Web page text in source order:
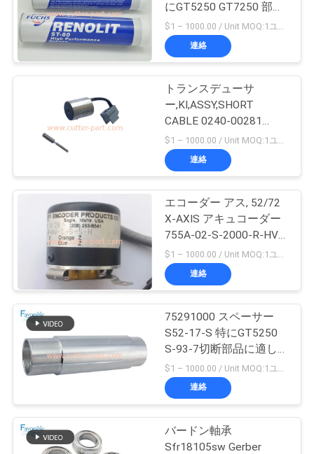
質
管
理
に
な
さ
ュ
カッタープロッタ
ーマシン
10
GT5250
191
カッターの作図装置
の部品
148
にGT5250 GT7250 部分
596500005に適してい
ます
$1 – 1000.00 / Unit MOQ:1ユニット/ユニットが交渉します
連絡
トランスデューサ
ー,KI,ASSY,SHORT
CABLE 0240-00281
GT5250 Z7 部品のため
に 75282002
連絡
エコーダー アス, 52/72
X-AXIS アキュコーダー
755A-02-S-2000-R-HV-
1-S-S-N 特にGT5250
79097000に適していま
す
連絡
75291000 スペーサー
S52-17-S 特にGT5250
S-93-7切断部品に適し
ています
連絡
バードン軸承
Sfr18105sw Gerber